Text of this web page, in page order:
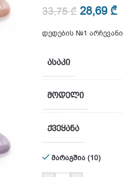
33,75₾ 28,69 ₾
დედების №1 არჩევანი
ᲐᲡᲐᲙᲘ
ᲛᲝᲓᲔᲚᲘ
ᲥᲕᲔᲧᲐᲜᲐ
მარაგშია (10)